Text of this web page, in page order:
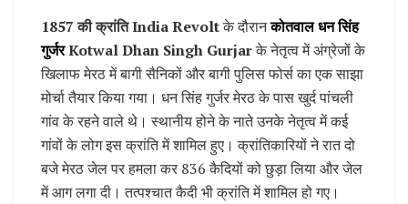
1857 की क्रांति India Revoltके दौरानकोतवाल धन सिंह
गुर्जरKotwal Dhan Singh Gurjarके नेतृत्व में अंग्रेजों के
खिलाफ मेरठ में बागी सैनिकों और बागी पुलिस फोर्स का एक साझा
मोर्चा तैयार किया गया। धन सिंह गुर्जर मेरठ के पास खुर्द पांचली
गांव के रहने वाले थे। स्थानीय होने के नाते उनके नेतृत्व में कई
गांवों के लोग इस क्रांति में शामिल हुए। क्रांतिकारियों ने रात दो
बजे मेरठ जेल पर हमला कर 836 कैदियों को छुड़ा लिया और जेल
में आग लगा दी। तत्पश्चात कैदी भी क्रांति में शामिल हो गए।